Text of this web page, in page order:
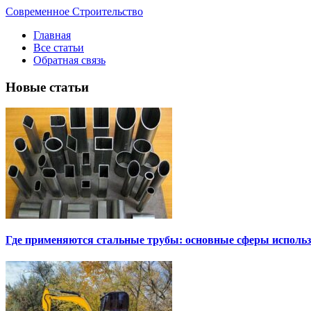
Современное Строительство
Главная
Все статьи
Обратная связь
Новые статьи
Где применяются стальные трубы: основные сферы